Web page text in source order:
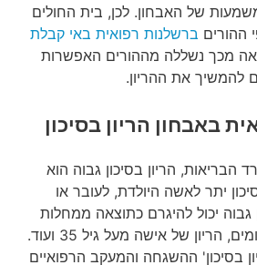
של האבחון. לכן, בית החולים
ההורים ברשלנות רפואית באי קבלת
מכך נשללה מההורים האפשרות
להמשיך את ההריון.
באבחון הריון בסיכון
הריון בסיכון גבוה הוא
יתר לאשה היולדת, לעובר או
גבוה יכול להיגרם כתוצאה ממחלות
כרוניות של האם, זיהומים, הריון של אישה מעל גיל 35 ועוד.
בסיכון' ההשגחה והמעקב הרפואיים